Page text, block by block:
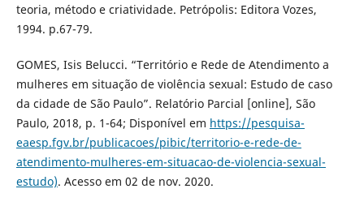
teoria, método e criatividade. Petrópolis: Editora Vozes,
1994. p.67-79.
GOMES, Isis Belucci. “Território e Rede de Atendimento a
mulheres em situação de violência sexual: Estudo de caso
da cidade de São Paulo”. Relatório Parcial [online], São
Paulo, 2018, p. 1-64; Disponível em https://pesquisa-
eaesp.fgv.br/publicacoes/pibic/territorio-e-rede-de-
atendimento-mulheres-em-situacao-de-violencia-sexual-
estudo). Acesso em 02 de nov. 2020.